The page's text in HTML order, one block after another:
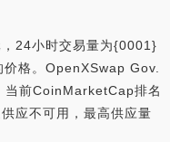
24小时交易量为{0001}
格。OpenXSwap Gov.
前CoinMarketCap排名
应不可用，最高供应量